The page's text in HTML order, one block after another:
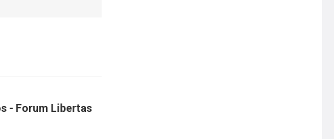
- Forum Libertas